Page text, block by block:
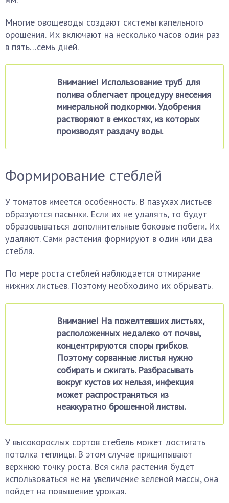
Многие овощеводы создают системы капельного
орошения. Их включают на несколько часов один раз
в пять…семь дней.
Внимание! Использование труб для
полива облегчает процедуру внесения
минеральной подкормки. Удобрения
растворяют в емкостях, из которых
производят раздачу воды.
Формирование стеблей
У томатов имеется особенность. В пазухах листьев
образуются пасынки. Если их не удалять, то будут
образовываться дополнительные боковые побеги. Их
удаляют. Сами растения формируют в один или два
стебля.
По мере роста стеблей наблюдается отмирание
нижних листьев. Поэтому необходимо их обрывать.
Внимание! На пожелтевших листьях,
расположенных недалеко от почвы,
концентрируются споры грибков.
Поэтому сорванные листья нужно
собирать и сжигать. Разбрасывать
вокруг кустов их нельзя, инфекция
может распространяться из
неаккуратно брошенной листвы.
У высокорослых сортов стебель может достигать
потолка теплицы. В этом случае прищипывают
верхнюю точку роста. Вся сила растения будет
использоваться не на увеличение зеленой массы, она
пойдет на повышение урожая.